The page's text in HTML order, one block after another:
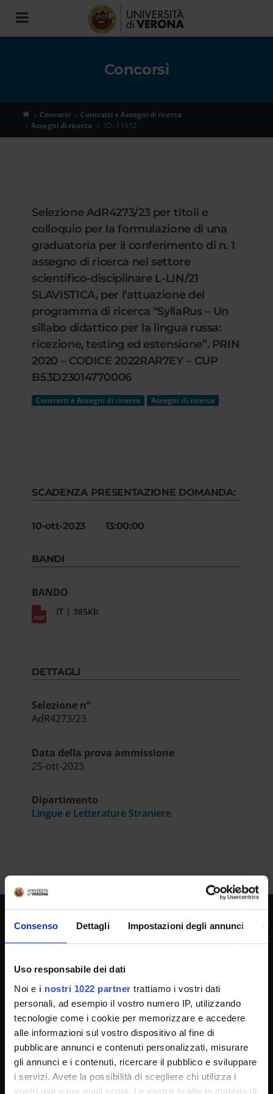
Consenso Dettagli Impostazioni degli annunci
Uso responsabile dei dati
Noi e i nostri 1022 partner trattiamo i vostri dati
personali, ad esempio il vostro numero IP, utilizzando
tecnologie come i cookie per memorizzare e accedere
alle informazioni sul vostro dispositivo al fine di
pubblicare annunci e contenuti personalizzati, misurare
gli annunci e i contenuti, ricercare il pubblico e sviluppare
i servizi. Avete la possibilità di scegliere chi utilizza i
vostri dati e per quali scopi. Le vostre scelte in materia di
Toggle
navigation
Concorsi
Concorsi
Contratti e Assegni di ricerca
Assegni di ricerca
ID. 11912
Selezione AdR4273/23 per titoli e
colloquio per la formulazione di una
graduatoria per il conferimento di n. 1
assegno di ricerca nel settore
scientifico-disciplinare L-LIN/21
SLAVISTICA, per l’attuazione del
programma di ricerca “SyllaRus – Un
sillabo didattico per la lingua russa:
ricezione, testing ed estensione”. PRIN
2020 – CODICE 2022RAR7EY – CUP
B53D23014770006
Contratti e Assegni di ricerca Assegni di ricerca
SCADENZA PRESENTAZIONE DOMANDA:
10-ott-2023 13:00:00
BANDI
BANDO
IT | 385Kb
DETTAGLI
Selezione n°
AdR4273/23
Data della prova ammissione
25-ott-2023
Dipartimento
Lingue e Letterature Straniere
SPORTELLO ATENEO
Albo Ufficiale
Concorsi
Gare di appalto
Atti di notifica
Note legali